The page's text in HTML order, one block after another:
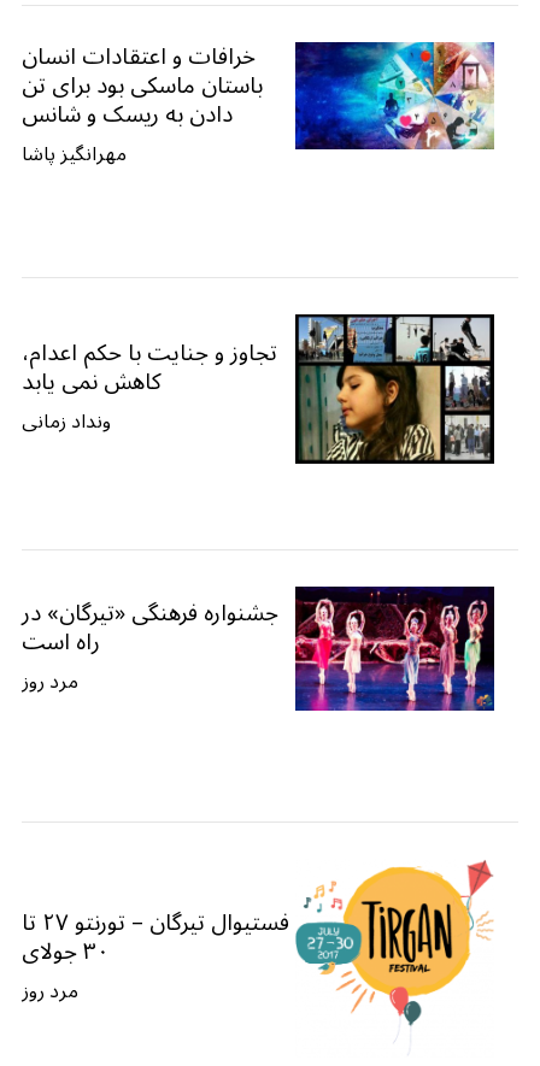
خرافات و اعتقادات انسان
باستان ماسکی بود برای تن
دادن به ریسک و شانس
مهرانگیز پاشا
تجاوز و جنایت با حکم اعدام،
کاهش نمی یابد
ونداد زمانی
جشنواره فرهنگی «تیرگان» در
راه است
مرد روز
فستیوال تیرگان – تورنتو ۲۷ تا
۳۰ جولای
مرد روز